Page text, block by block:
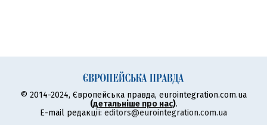
© 2014-2024, Європейська правда, eurointegration.com.ua
(детальніше про нас).
E-mail редакції: editors@eurointegration.com.ua